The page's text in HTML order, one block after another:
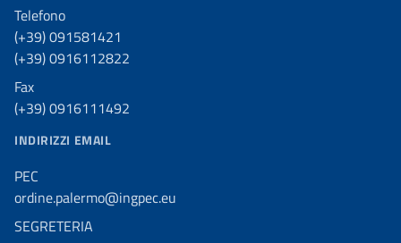
Telefono
(+39) 091581421
(+39) 0916112822
Fax
(+39) 0916111492
INDIRIZZI EMAIL
PEC
ordine.palermo@ingpec.eu
SEGRETERIA